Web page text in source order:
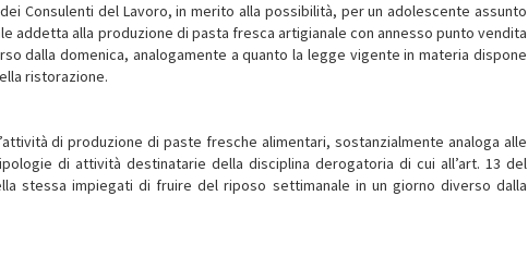
Consulenti del Lavoro, in merito alla possibilità, per un adolescente assunto
addetta alla produzione di pasta fresca artigianale con annesso punto vendita
dalla domenica, analogamente a quanto la legge vigente in materia dispone
ristorazione.
di produzione di paste fresche alimentari, sostanzialmente analoga alle
di attività destinatarie della disciplina derogatoria di cui all’art. 13 del
stessa impiegati di fruire del riposo settimanale in un giorno diverso dalla